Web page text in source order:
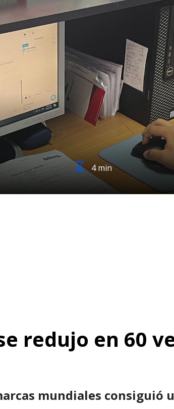
4 min
redujo en 60
mundiales consiguió